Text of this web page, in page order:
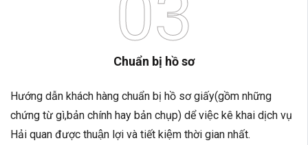
Chuẩn bị hồ sơ
Hướng dẫn khách hàng chuẩn bị hồ sơ giấy(gồm những
chứng từ gì,bản chính hay bản chụp) dể việc kê khai dịch vụ
Hải quan được thuận lợi và tiết kiệm thời gian nhất.